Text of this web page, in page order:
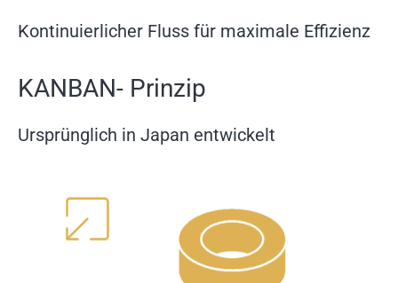
Kontinuierlicher Fluss für maximale Effizienz
KANBAN- Prinzip
Ursprünglich in Japan entwickelt